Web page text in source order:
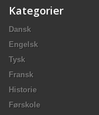
Kategorier
Dansk
Engelsk
Tysk
Fransk
Historie
Førskole